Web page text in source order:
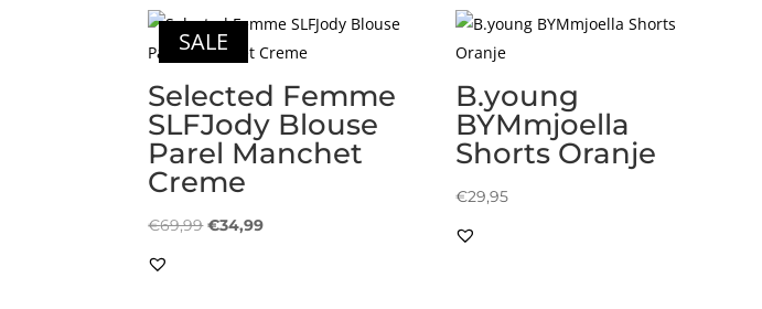
SALE
Selected Femme
SLFJody Blouse
Parel Manchet
Creme
€69,99Oorspronkelijke
€34,99Huidige
B.young
BYMmjoella
Shorts Oranje
€29,95